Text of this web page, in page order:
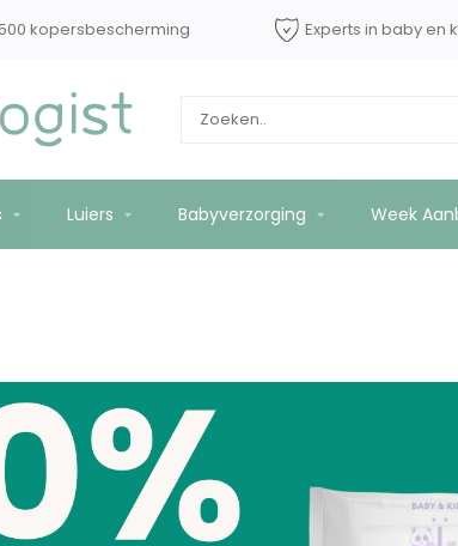
TrustedShops tot €2500 kopersbescherming
Luiers Babyverzorging Week